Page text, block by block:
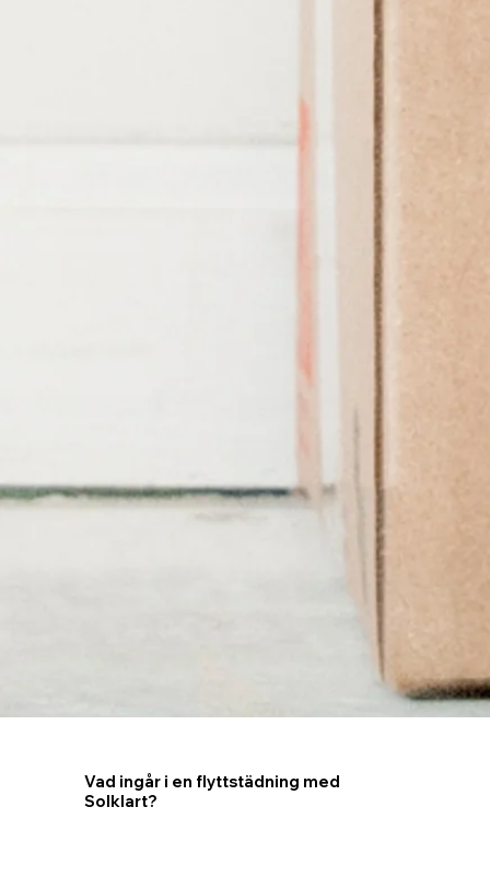
Vad ingår i en flyttstädning med
Solklart?